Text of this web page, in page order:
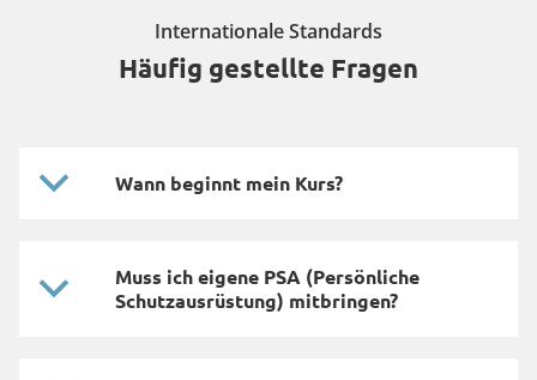
Internationale Standards
Häufig gestellte Fragen
Wann beginnt mein Kurs?
Muss ich eigene PSA (Persönliche
Schutzausrüstung) mitbringen?